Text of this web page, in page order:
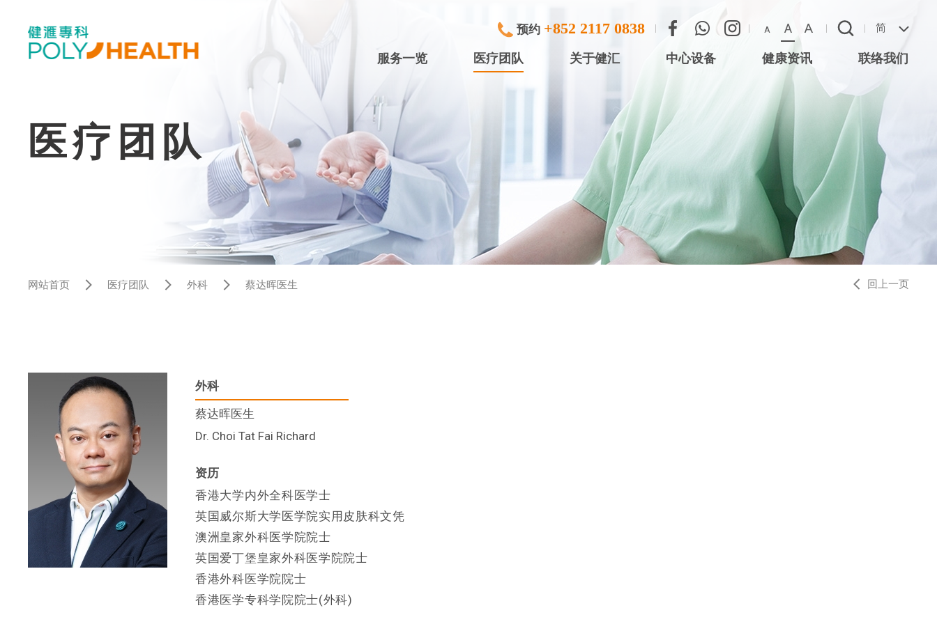
预约 +852 2117 0838 A A A 简
服务一览
内窥镜
中小型手术
放射诊断
体检服务
入院服务
医疗团队 关于健汇
健滙专科中心 (尖沙咀星光
健滙专科中心 (将军澳)
健滙专科中心 (西湾河)
盈健综合医务中心 (元朗)
中心设备 健康资讯 联络我们
联络方法
恶劣天气安排
医疗团队
网站首页 医疗团队 外科 蔡达晖医生 回上一页
外科
蔡达晖医生
Dr. Choi Tat Fai Richard
资历
香港大学内外全科医学士
英国威尔斯大学医学院实用皮肤科文凭
澳洲皇家外科医学院院士
英国爱丁堡皇家外科医学院院士
香港外科医学院院士
香港医学专科学院院士(外科)